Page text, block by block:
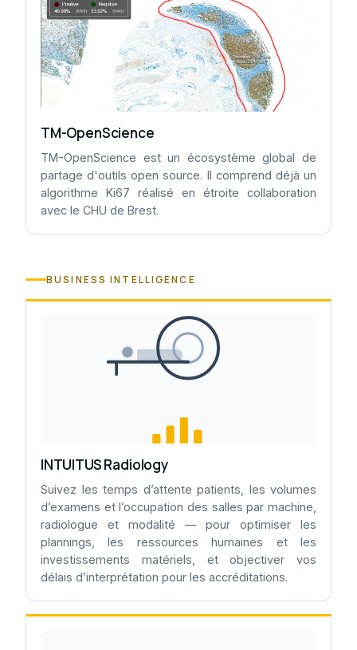
TM-OpenScience
TM-OpenScience est un écosystème global de
partage d'outils open source. Il comprend déjà un
algorithme Ki67 réalisé en étroite collaboration
avec le CHU de Brest.
BUSINESS INTELLIGENCE
INTUITUS Radiology
Suivez les temps d’attente patients, les volumes
d’examens et l’occupation des salles par machine,
radiologue et modalité — pour optimiser les
plannings, les ressources humaines et les
investissements matériels, et objectiver vos
délais d’interprétation pour les accréditations.